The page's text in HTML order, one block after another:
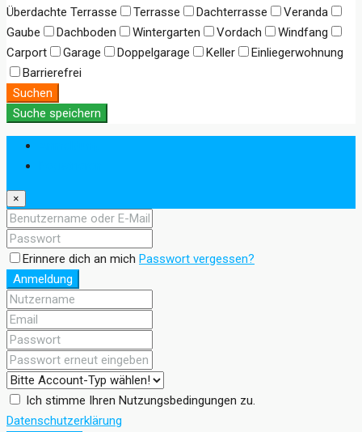
Überdachte Terrasse
Terrasse Dachterrasse
Veranda
Gaube
Dachboden Wintergarten Vordach
Windfang
Carport
Garage Doppelgarage Keller
Einliegerwohnung
Barrierefrei
Suchen
Suche speichern
×
Erinnere dich an mich Passwort vergessen?
Anmeldung
Ich stimme Ihren Nutzungsbedingungen zu.
Datenschutzerklärung